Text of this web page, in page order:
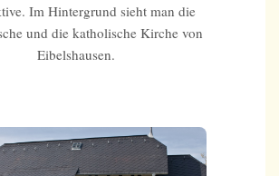
Im Hintergrund sieht man die
und die katholische Kirche von
Eibelshausen.